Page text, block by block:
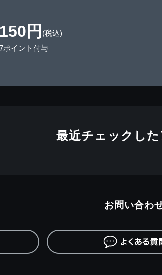
150円 (税込)
7ポイント付与
最近チェックし
お問い合わ